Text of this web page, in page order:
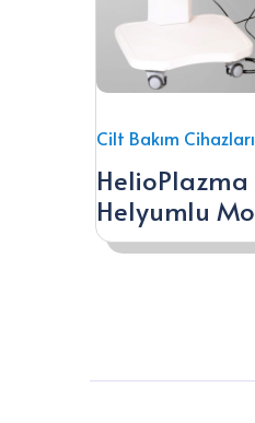
Cilt Bakım Cihazları
Helyumlu